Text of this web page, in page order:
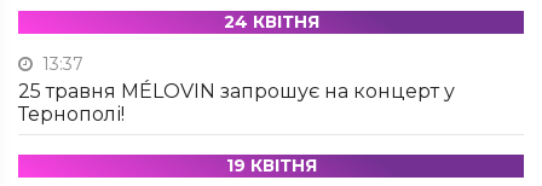
24 КВІТНЯ
13:37
25 травня MÉLOVIN запрошує на концерт у
Тернополі!
19 КВІТНЯ